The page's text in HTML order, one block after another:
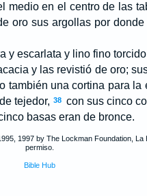
medio en el centro de las
oro sus argollas por
y escarlata y lino fino
y las revistió de oro;
también una cortina para
tejedor, 38 con sus cinco
basas eran de bronce.
1997 by The Lockman Foundation, La
permiso.
Bible Hub